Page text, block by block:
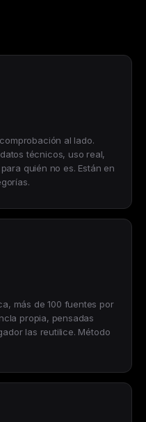
al lado.
técnicos, uso real,
quién no es. Están en
más de 100 fuentes por
propia, pensadas
las reutilice. Método